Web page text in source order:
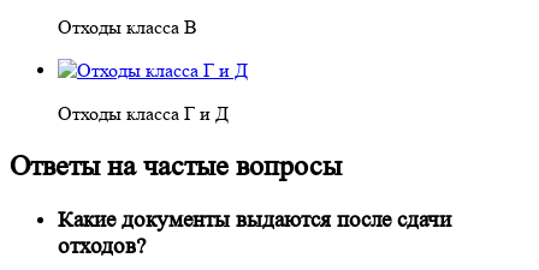
Отходы класса В
Отходы класса Г и Д
Ответы на частые вопросы
Какие документы выдаются после сдачи
отходов?